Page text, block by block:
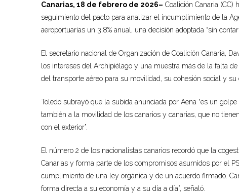
Canarias, 18 de febrero de 2026– Coalición Canaria (CC)
seguimiento del pacto para analizar el incumplimiento de la
aeroportuarias un 3,8% anual, una decisión adoptada “sin
El secretario nacional de Organización de Coalición Canaria,
los intereses del Archipiélago y una muestra más de la falta
del transporte aéreo para su movilidad, su cohesión social y su
Toledo subrayó que la subida anunciada por Aena “es un
también a la movilidad de los canarios y canarias, que no
con el exterior”.
El número 2 de los nacionalistas canarios recordó que la
Canarias y forma parte de los compromisos asumidos por el
cumplimiento de una ley orgánica y de un acuerdo firmado.
forma directa a su economía y a su día a día”, señaló.